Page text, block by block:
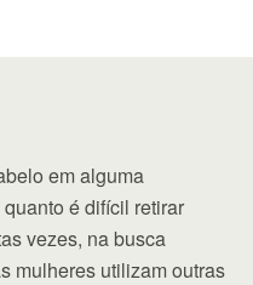
em alguma
é difícil retirar
vezes, na busca
mulheres utilizam outras